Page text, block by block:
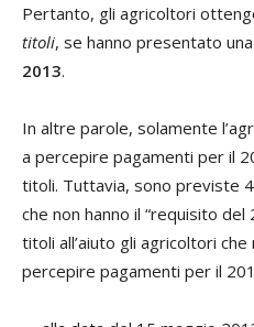
Pertanto, gli agricoltori
titoli, se hanno presentato
2013.
In altre parole, solamente
a percepire pagamenti per il
titoli. Tuttavia, sono previste
che non hanno il “requisito
titoli all’aiuto gli agricoltori
percepire pagamenti per il